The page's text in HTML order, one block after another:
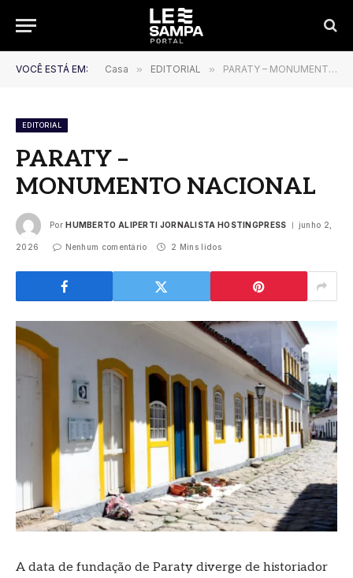
VOCÊ ESTÁ EM: Casa » EDITORIAL » PARATY – MONUMENTO NACIONAL
EDITORIAL
PARATY –
MONUMENTO NACIONAL
Por HUMBERTO ALIPERTI JORNALISTA HOSTINGPRESS junho 2,
2026 Nenhum comentário 2 Mins lidos
A data de fundação de Paraty diverge de historiador